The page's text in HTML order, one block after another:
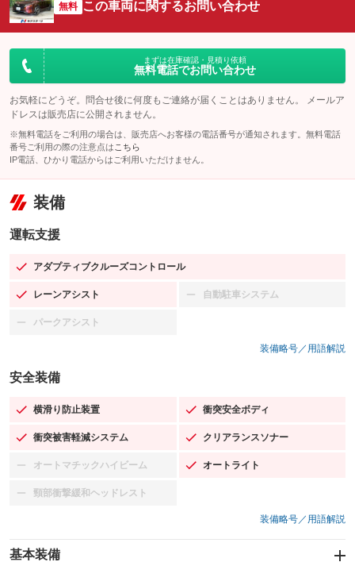
無料 この車両に関するお問い合わせ
まずは在庫確認・見積り依頼
無料電話でお問い合わせ
お気軽にどうぞ。問合せ後に何度もご連絡が届くことはありません。 メールア
ドレスは販売店に公開されません。
※無料電話をご利用の場合は、販売店へお客様の電話番号が通知されます。無料電話
番号ご利用の際の注意点は こちら
IP電話、ひかり電話からはご利用いただけません。
装備
運転支援
アダプティブクルーズコントロール
：装備あり
レーンアシスト
：装備あり 自動駐車システム
：装備なし
パークアシスト
：装備なし
装備略号／用語解説
安全装備
横滑り防止装置
：装備あり 衝突安全ボディ
：装備あり
衝突被害軽減システム
：装備あり クリアランスソナー
：装備あり
オートマチックハイビーム
：装備なし オートライト
：装備あり
頸部衝撃緩和ヘッドレスト
：装備なし
装備略号／用語解説
基本装備